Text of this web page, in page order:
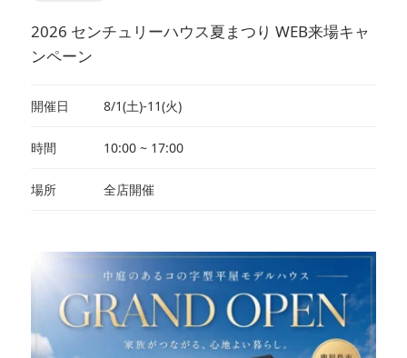
2026 センチュリーハウス夏まつり WEB来場キャ
ンペーン
開催日 8/1(土)-11(火)
時間 10:00 ~ 17:00
場所 全店開催